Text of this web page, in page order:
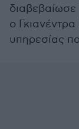
διαβεβαίωσε
ο
υπηρεσίας